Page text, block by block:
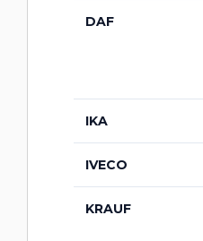
DAF
IKA
IVECO
KRAUF